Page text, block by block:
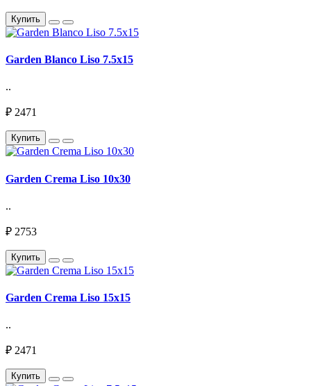
Купить
Garden Blanco Liso 7.5х15
..
₽ 2471
Купить
Garden Crema Liso 10х30
..
₽ 2753
Купить
Garden Crema Liso 15х15
..
₽ 2471
Купить